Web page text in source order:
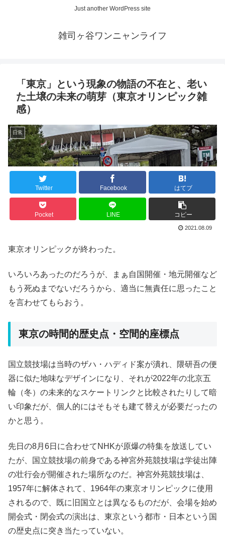
Just another WordPress site
雑司ヶ谷ワンニャンライフ
「東京」という現象の物語の不在と、老い
た土壌の未来の萌芽（東京オリンピック雑
感）
日常
Twitter Facebook はてブ
Pocket LINE コピー
2021.08.09
東京オリンピックが終わった。
いろいろあったのだろうが、まぁ自国開催・地元開催など
もう死ぬまでないだろうから、適当に無責任に思ったこと
を言わせてもらおう。
東京の時間的歴史点・空間的座標点
国立競技場は当時のザハ・ハディド案が潰れ、隈研吾の便
器に似た地味なデザインになり、それが2022年の北京五
輪（冬）の未来的なスケートリンクと比較されたりして暗
い印象だが、個人的にはそもそも建て替えが必要だったの
かと思う。
先日の8月6日に合わせてNHKが原爆の特集を放送してい
たが、国立競技場の前身である神宮外苑競技場は学徒出陣
の壮行会が開催された場所なのだ。神宮外苑競技場は、
1957年に解体されて、1964年の東京オリンピックに使用
されるので、既に旧国立とは異なるものだが、会場を始め
開会式・閉会式の演出は、東京という都市・日本という国
の歴史点に突き当たっていない。